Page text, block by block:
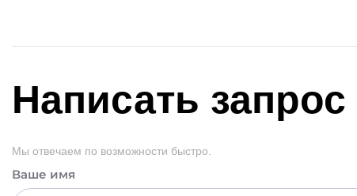
Написать запрос
Мы отвечаем по возможности быстро.
Ваше имя